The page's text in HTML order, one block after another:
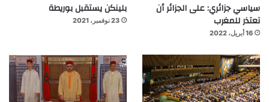
سياسي جزائري: على الجزائر أن
تعتذر للمغرب
16 أبريل، 2022
بلينكن يستقبل بوريطة
23 نوفمبر، 2021